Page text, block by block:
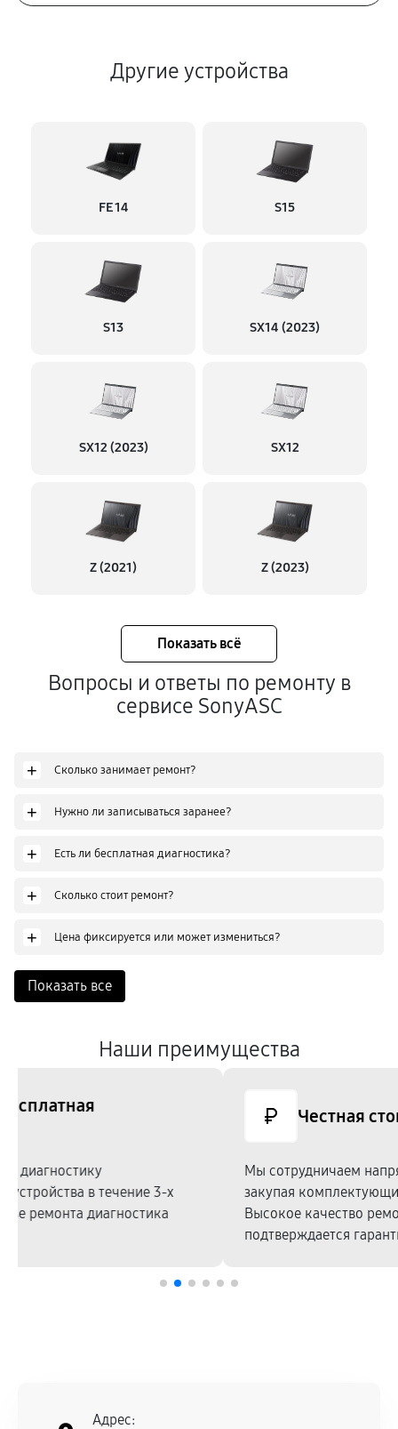
Другие устройства
FE 14 S15
S13 SX14 (2023)
SX12 (2023) SX12
Z (2021) Z (2023)
Показать всё
Вопросы и ответы по ремонту в
сервисе SonyASC
+ Сколько занимает ремонт?
+ Нужно ли записываться заранее?
+ Есть ли бесплатная диагностика?
+ Сколько стоит ремонт?
+ Цена фиксируется или может измениться?
Показать все
Наши преимущества
Честная стоимость
Мы сотрудничаем напрямую c производителями,
закупая комплектующие по оптовым ценам.
Высокое качество ремонтных работ и запчастей
Адрес: